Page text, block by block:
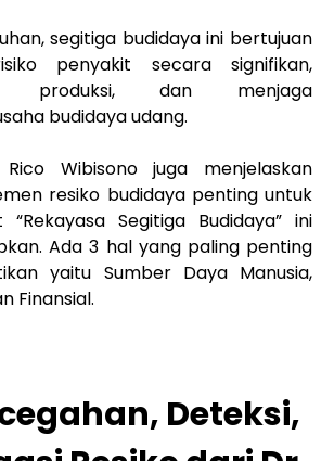
segitiga budidaya ini bertujuan
penyakit secara signifikan,
produksi, dan menjaga
budidaya udang.
Wibisono juga menjelaskan
resiko budidaya penting untuk
Segitiga Budidaya” ini
Ada 3 hal yang paling penting
yaitu Sumber Daya Manusia,
Finansial.
Deteksi,